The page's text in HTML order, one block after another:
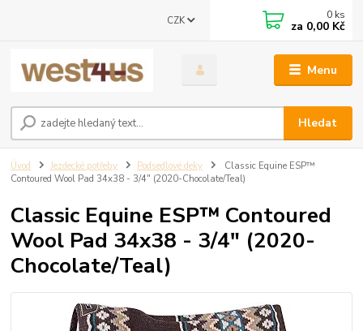
Menu
CZK
Hledat
0 ks
za 0,00 Kč
Úvod Jezdecké potřeby Podsedlové deky
Classic Equine ESP™
Contoured Wool Pad 34x38 - 3/4" (2020-Chocolate/Teal)
Classic Equine ESP™ Contoured
Wool Pad 34x38 - 3/4" (2020-
Chocolate/Teal)